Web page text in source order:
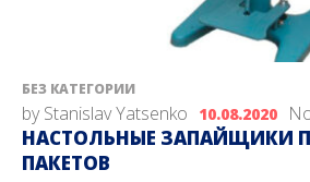
БЕЗ КАТЕГОРИИ
byStanislav Yatsenko 10.08.2020
НАСТОЛЬНЫЕ ЗАПАЙЩИКИ
ПАКЕТОВ